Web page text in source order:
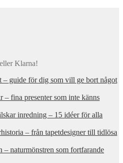
Klarna!
– guide för dig som vill ge bort något
– fina presenter som inte känns
inredning – 15 idéer för alla
– från tapetdesigner till tidlösa
naturmönstren som fortfarande